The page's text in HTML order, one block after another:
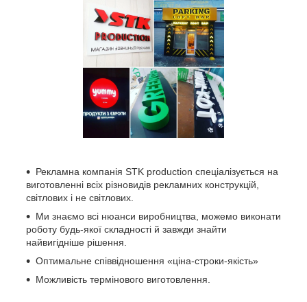
Рекламна компанія STK production спеціалізується на
виготовленні всіх різновидів рекламних конструкцій,
світлових і не світлових.
Ми знаємо всі нюанси виробництва, можемо виконати
роботу будь-якої складності й завжди знайти
найвигідніше рішення.
Оптимальне співвідношення «ціна-строки-якість»
Можливість термінового виготовлення.